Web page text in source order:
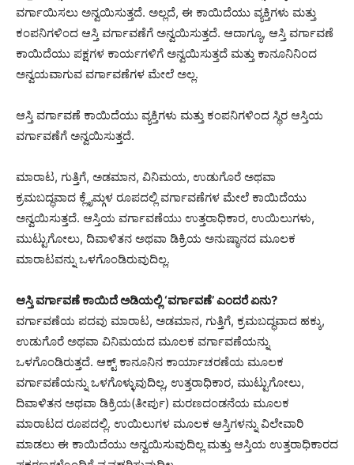
ವರ್ಗಾಯಿಸಲು ಅನ್ವಯಿಸುತ್ತದೆ. ಅಲ್ಲದೆ, ಈ ಕಾಯಿದೆಯು ವ್ಯಕ್ತಿಗಳು ಮತ್ತು
ಕಂಪನಿಗಳಿಂದ ಆಸ್ತಿ ವರ್ಗಾವಣೆಗೆ ಅನ್ವಯಿಸುತ್ತದೆ. ಆದಾಗ್ಯೂ, ಆಸ್ತಿ ವರ್ಗಾವಣೆ
ಕಾಯಿದೆಯು ಪಕ್ಷಗಳ ಕಾರ್ಯಗಳಿಗೆ ಅನ್ವಯಿಸುತ್ತದೆ ಮತ್ತು ಕಾನೂನಿನಿಂದ
ಅನ್ವಯವಾಗುವ ವರ್ಗಾವಣೆಗಳ ಮೇಲೆ ಅಲ್ಲ.
ಆಸ್ತಿ ವರ್ಗಾವಣೆ ಕಾಯಿದೆಯು ವ್ಯಕ್ತಿಗಳು ಮತ್ತು ಕಂಪನಿಗಳಿಂದ ಸ್ಥಿರ ಆಸ್ತಿಯ
ವರ್ಗಾವಣೆಗೆ ಅನ್ವಯಿಸುತ್ತದೆ.
ಮಾರಾಟ, ಗುತ್ತಿಗೆ, ಅಡಮಾನ, ವಿನಿಮಯ, ಉಡುಗೊರೆ ಅಥವಾ
ಕ್ರಮಬದ್ಧವಾದ ಕ್ಲೈಮ್ಗಳ ರೂಪದಲ್ಲಿ ವರ್ಗಾವಣೆಗಳ ಮೇಲೆ ಕಾಯಿದೆಯು
ಅನ್ವಯಿಸುತ್ತದೆ. ಆಸ್ತಿಯ ವರ್ಗಾವಣೆಯು ಉತ್ತರಾಧಿಕಾರ, ಉಯಿಲುಗಳು,
ಮುಟ್ಟುಗೋಲು, ದಿವಾಳಿತನ ಅಥವಾ ಡಿಕ್ರಿಯ ಅನುಷ್ಠಾನದ ಮೂಲಕ
ಮಾರಾಟವನ್ನು ಒಳಗೊಂಡಿರುವುದಿಲ್ಲ.
ಆಸ್ತಿ ವರ್ಗಾವಣೆ ಕಾಯಿದೆ ಅಡಿಯಲ್ಲಿ ‘ವರ್ಗಾವಣೆ’ ಎಂದರೆ ಏನು?
ವರ್ಗಾವಣೆಯ ಪದವು ಮಾರಾಟ, ಅಡಮಾನ, ಗುತ್ತಿಗೆ, ಕ್ರಮಬದ್ಧವಾದ ಹಕ್ಕು,
ಉಡುಗೊರೆ ಅಥವಾ ವಿನಿಮಯದ ಮೂಲಕ ವರ್ಗಾವಣೆಯನ್ನು
ಒಳಗೊಂಡಿರುತ್ತದೆ. ಆಕ್ಟ್ ಕಾನೂನಿನ ಕಾರ್ಯಾಚರಣೆಯ ಮೂಲಕ
ವರ್ಗಾವಣೆಯನ್ನು ಒಳಗೊಳ್ಳುವುದಿಲ್ಲ, ಉತ್ತರಾಧಿಕಾರ, ಮುಟ್ಟುಗೋಲು,
ದಿವಾಳಿತನ ಅಥವಾ ಡಿಕ್ರಿಯ(ತೀರ್ಪು) ಮರಣದಂಡನೆಯ ಮೂಲಕ
ಮಾರಾಟದ ರೂಪದಲ್ಲಿ. ಉಯಿಲುಗಳ ಮೂಲಕ ಆಸ್ತಿಗಳನ್ನು ವಿಲೇವಾರಿ
ಮಾಡಲು ಈ ಕಾಯಿದೆಯು ಅನ್ವಯಿಸುವುದಿಲ್ಲ ಮತ್ತು ಆಸ್ತಿಯ ಉತ್ತರಾಧಿಕಾರದ